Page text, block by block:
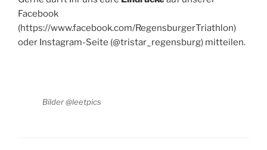
Facebook
(https://www.facebook.com/RegensburgerTriathlon)
oder Instagram-Seite (@tristar_regensburg) mitteilen.
Bilder @leetpics